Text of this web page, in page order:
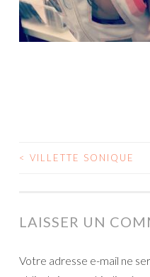
NAVIGATION
ARTICLES
< VILLETTE SONIQUE
LAISSER UN
Votre adresse e-mail ne